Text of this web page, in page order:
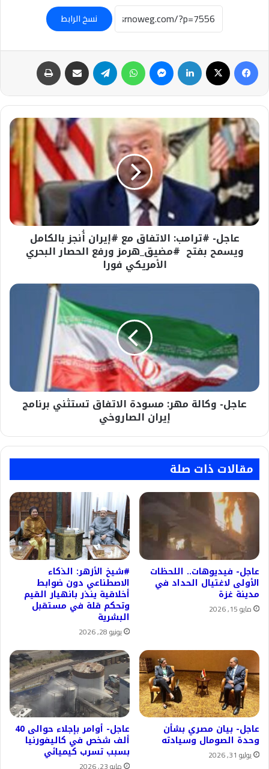
نسخ الرابط
فيسبوك لينكدإن ماسنجر واتساب تيلقرام مشاركة عبر البريد
عاجل-
#ترامب:
الاتفاق
مع
#إيران
أُنجز
بالكامل
ويسمح
بفتح
#مضيق_هرمز
ورفع
الحصار
الأمريكي
عاجل- #ترامب: الاتفاق مع #إيران أُنجز بالكامل
ويسمح بفتح #مضيق_هرمز ورفع الحصار البحري
الأمريكي فورا
عاجل-
الاتفاق
تستثني
الصاروخي
عاجل- وكالة مهر: مسودة الاتفاق تستثني برنامج
إيران الصاروخي
مقالات ذات صلة
عاجل- فيديوهات.. اللحظات
الأولى لاغتيال الحداد في
مدينة غزة
مايو 15, 2026
#شيخ الأزهر: الذكاء
الاصطناعي دون ضوابط
أخلاقية ينذر بانهيار القيم
وتحكم قلة في مستقبل
البشرية
يونيو 28, 2026
عاجل- بيان مصري بشأن
وحدة الصومال وسيادته
يوليو 31, 2026
عاجل- أوامر بإجلاء حوالى 40
ألف شخص في كاليفورنيا
بسبب تسرب كيميائي